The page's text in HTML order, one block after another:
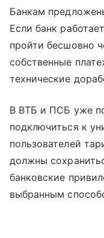
Банкам
Если банк
пройти бесшовно
собственные
технические
В ВТБ и ПСБ уже
подключиться к
пользователей
должны
банковские
выбранным